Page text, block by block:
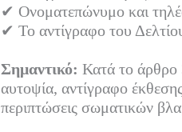
✔ Ονοματεπώνυμο και
✔ Το αντίγραφο του
Σημαντικό: Κατά το άρθρο
αυτοψία, αντίγραφο
περιπτώσεις σωματικών